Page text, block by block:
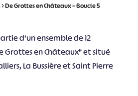
>De Grottes en Châteaux – Boucle 5
d'un ensemble de 12
Grottes en Châteaux" et situé
La Bussière et Saint Pierre